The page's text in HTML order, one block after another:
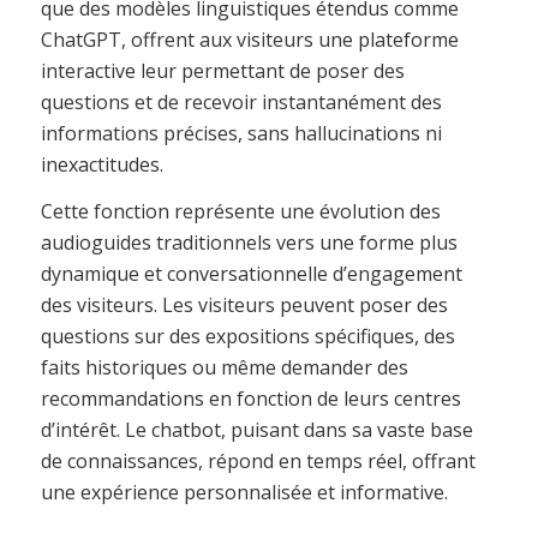
que des modèles linguistiques étendus comme
ChatGPT, offrent aux visiteurs une plateforme
interactive leur permettant de poser des
questions et de recevoir instantanément des
informations précises, sans hallucinations ni
inexactitudes.
Cette fonction représente une évolution des
audioguides traditionnels vers une forme plus
dynamique et conversationnelle d’engagement
des visiteurs. Les visiteurs peuvent poser des
questions sur des expositions spécifiques, des
faits historiques ou même demander des
recommandations en fonction de leurs centres
d’intérêt. Le chatbot, puisant dans sa vaste base
de connaissances, répond en temps réel, offrant
une expérience personnalisée et informative.